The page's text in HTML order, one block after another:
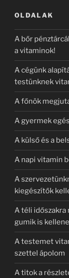
OLDALAK
A bőr
a vitaminok!
A cégünk
testünknek
A főnök
A gyermek
A külső és a
A napi vitamin
A
kiegészítők
A téli időszakra
gumik is
A testemet
szettel ápolom
A titok a